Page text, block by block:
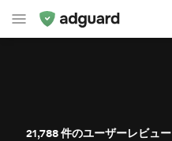
21,788件のユーザーレビュー